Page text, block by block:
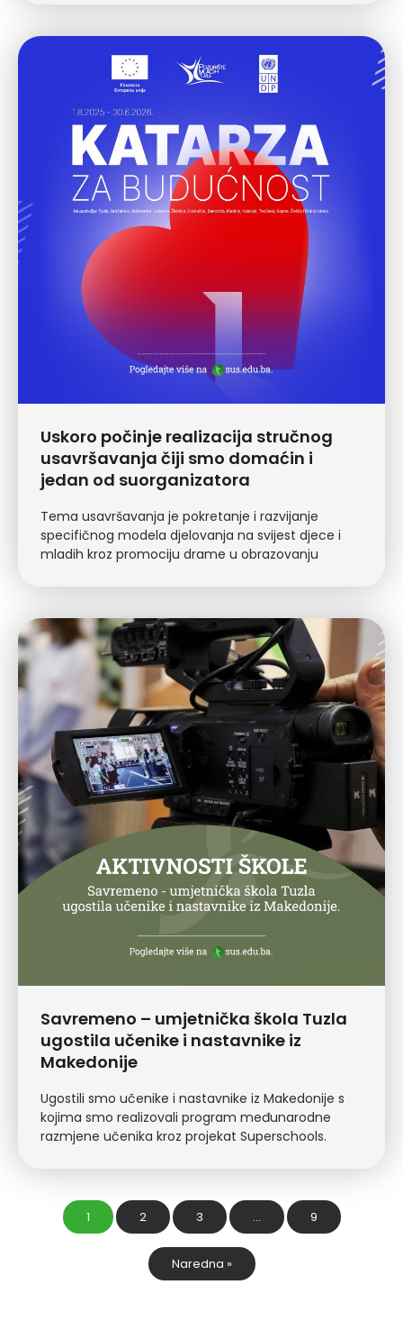
Uskoro počinje realizacija stručnog
usavršavanja čiji smo domaćin i
jedan od suorganizatora
Tema usavršavanja je pokretanje i razvijanje
specifičnog modela djelovanja na svijest djece i
mladih kroz promociju drame u obrazovanju
Savremeno – umjetnička škola Tuzla
ugostila učenike i nastavnike iz
Makedonije
Ugostili smo učenike i nastavnike iz Makedonije s
kojima smo realizovali program međunarodne
razmjene učenika kroz projekat Superschools.
1 2 3 … 9
Naredna »